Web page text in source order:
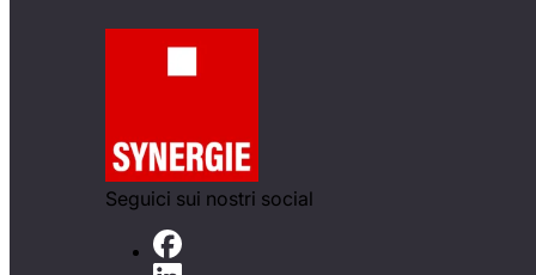
Seguici sui nostri social